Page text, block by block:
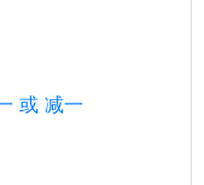
或 减一